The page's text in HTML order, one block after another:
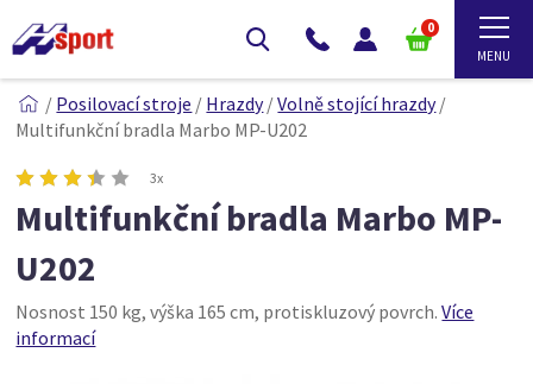
0
/ Posilovací stroje / Hrazdy/Volně stojící hrazdy/
Multifunkční bradla Marbo MP-U202
3x
Multifunkční bradla Marbo MP-
U202
Nosnost 150 kg, výška 165 cm, protiskluzový povrch.Více
informací